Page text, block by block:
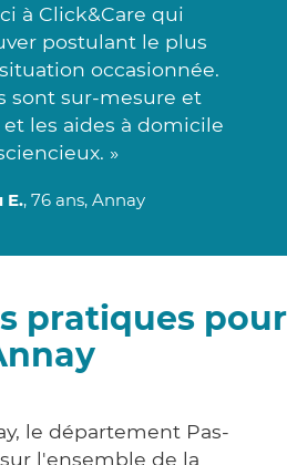
à Click&Care qui
postulant le plus
occasionnée.
sont sur-mesure et
les aides à domicile
»
E., 76 ans, Annay
pratiques pour
le département Pas-
l'ensemble de la